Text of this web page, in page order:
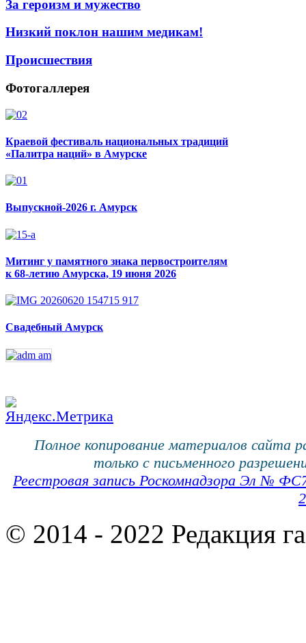
За героизм и мужество
Низкий поклон нашим медикам!
Происшествия
Фотогаллерея
Краевой фестиваль национальных традиций
«Палитра наций» в Амурске
Выпускной-2026 г. Амурск
Митинг у памятного знака первостроителям
к 68-летию Амурска, 19 июня 2026
Свадебный Амурск
Полное копирование материалов сайта
только с письменного
Реестровая запись Роскомнадзора Эл №
© 2014 - 2022 Редакция